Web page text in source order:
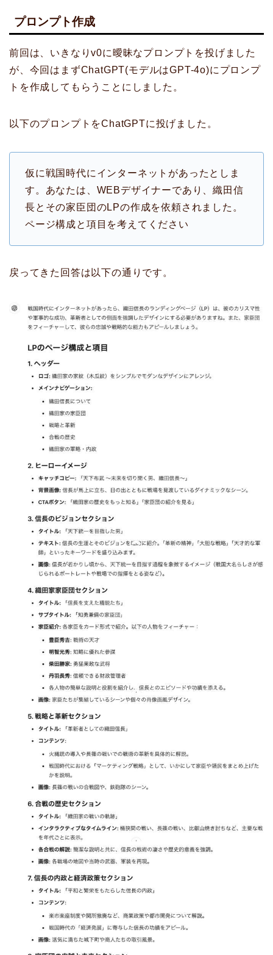
プロンプト作成
前回は、いきなりv0に曖昧なプロンプトを投げました
が、今回はまずChatGPT(モデルはGPT-4o)にプロンプ
トを作成してもらうことにしました。
以下のプロンプトをChatGPTに投げました。
仮に戦国時代にインターネットがあったとしま
す。あなたは、WEBデザイナーであり、織田信
長とその家臣団のLPの作成を依頼されました。
ページ構成と項目を考えてください
戻ってきた回答は以下の通りです。